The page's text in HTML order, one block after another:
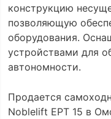
конструкцию
позволяющую
оборудования.
устройствами для
автономности.
Продается
Noblelift EPT 15 в